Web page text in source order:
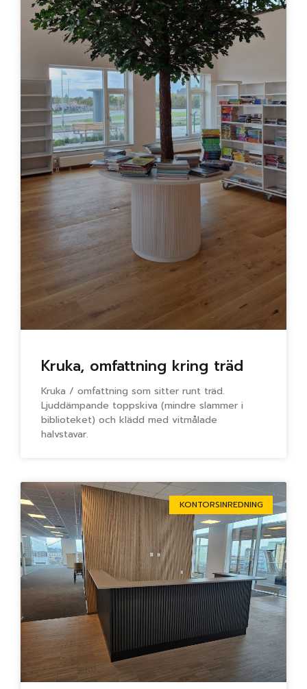
Kruka, omfattning kring träd
Kruka / omfattning som sitter runt träd.
Ljuddämpande toppskiva (mindre slammer i
biblioteket) och klädd med vitmålade
halvstavar.
KONTORSINREDNING